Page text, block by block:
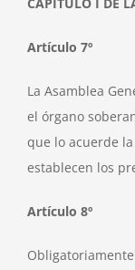
Artículo 7º
La Asamblea
el órgano
que lo acuerde
establecen los
Artículo 8º